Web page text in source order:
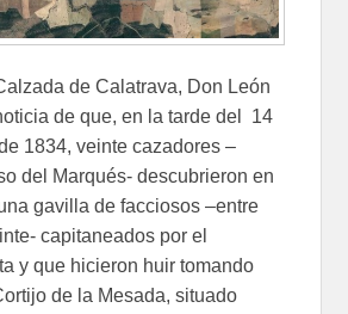
de Calatrava, Don León
de que, en la tarde del 14
1834, veinte cazadores –
del Marqués- descubrieron en
gavilla de facciosos –entre
capitaneados por el
y que hicieron huir tomando
de la Mesada, situado